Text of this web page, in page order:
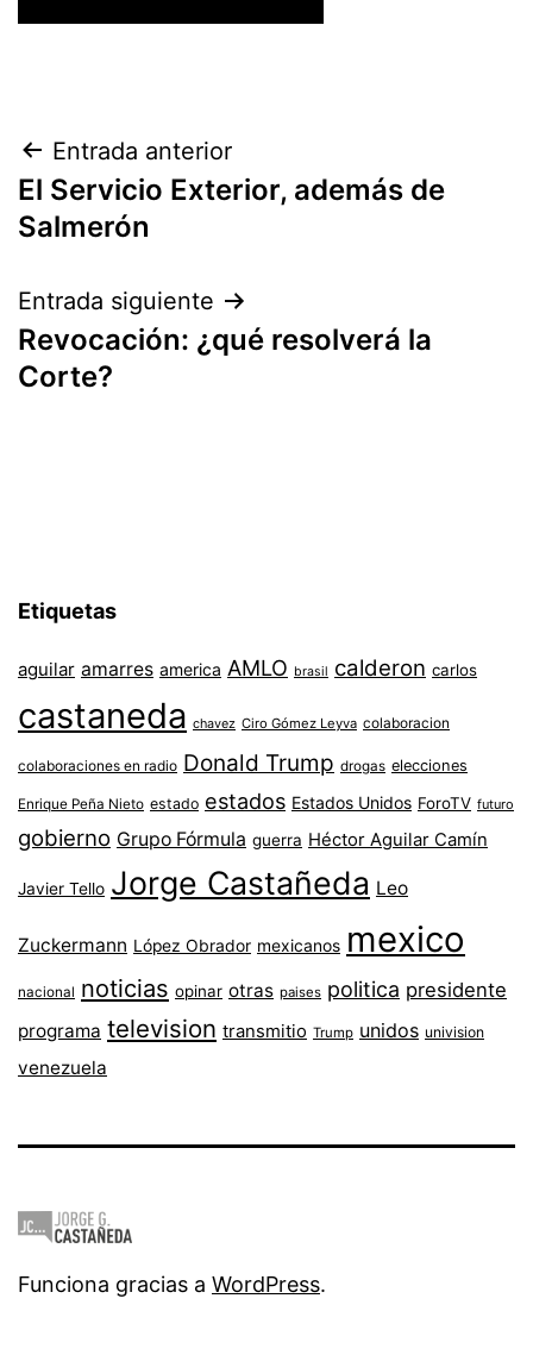
Navegación
de
Entrada anterior
El Servicio Exterior, además de
Salmerón
Entrada siguiente
Revocación: ¿qué resolverá la
Corte?
Etiquetas
aguilar amarres america AMLO brasil calderon carlos
castaneda chavez Ciro Gómez Leyva colaboracion
colaboraciones en radio Donald Trump drogas elecciones
Enrique Peña Nieto estado estados Estados Unidos ForoTV futuro
gobierno Grupo Fórmula guerra Héctor Aguilar Camín
Javier Tello Jorge Castañeda Leo
Zuckermann López Obrador mexicanos mexico
nacional noticias opinar otras paises politica presidente
programa television transmitio Trump unidos univision
venezuela
Funciona gracias a WordPress.